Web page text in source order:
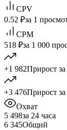
CPV
0.52 ₽за 1
CPM
518 ₽за 1 000
+1 982Прирост
+3 476Прирост за
Охват
5 498за 24 часа
6 345Общий